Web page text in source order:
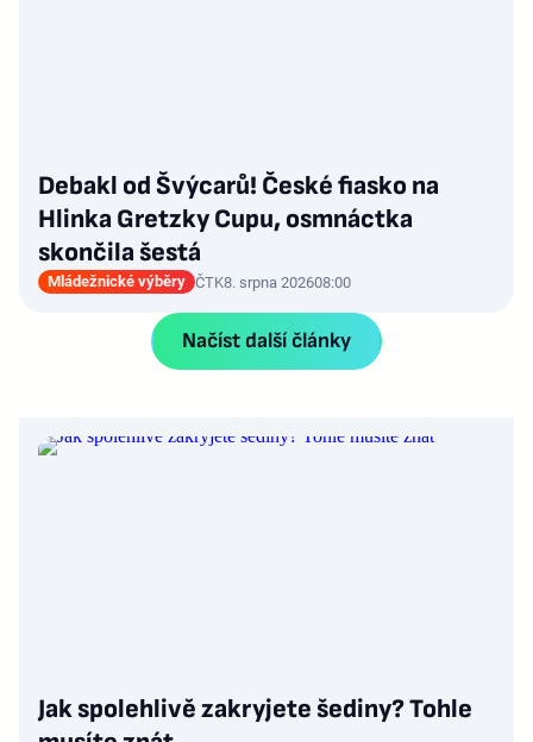
Debakl od Švýcarů! České fiasko na
Hlinka Gretzky Cupu, osmnáctka
skončila šestá
Mládežnické výběry ČTK8. srpna 202608:00
Načíst další články
Jak spolehlivě zakryjete šediny? Tohle